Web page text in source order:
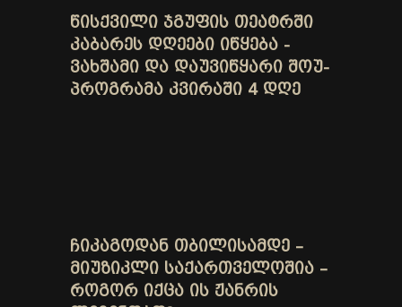
ᲬᲘᲡᲥᲕᲘᲚᲘ ᲯᲒᲣᲤᲘᲡ ᲗᲔᲐᲢᲠᲨᲘ
ᲙᲐᲑᲐᲠᲔᲡ ᲓᲦᲔᲔᲑᲘ ᲘᲬᲧᲔᲑᲐ -
ᲕᲐᲮᲨᲐᲛᲘ ᲓᲐ ᲓᲐᲣᲕᲘᲬᲧᲐᲠᲘ ᲨᲝᲣ-
ᲞᲠᲝᲒᲠᲐᲛᲐ ᲙᲕᲘᲠᲐᲨᲘ 4 ᲓᲦᲔ
ᲩᲘᲙᲐᲒᲝᲓᲐᲜ ᲗᲑᲘᲚᲘᲡᲐᲛᲓᲔ –
ᲛᲘᲣᲖᲘᲙᲚᲘ ᲡᲐᲥᲐᲠᲗᲕᲔᲚᲝᲨᲘᲐ –
ᲠᲝᲒᲝᲠ ᲘᲥᲪᲐ ᲘᲡ ᲟᲐᲜᲠᲘᲡ